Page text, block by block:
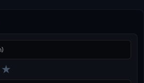
★